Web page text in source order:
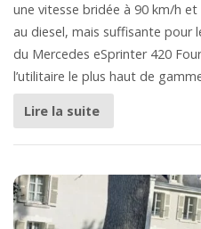
une vitesse bridée à 90 km/h
au diesel, mais suffisante pour
du Mercedes eSprinter 420
l’utilitaire le plus haut de
Lire la suite